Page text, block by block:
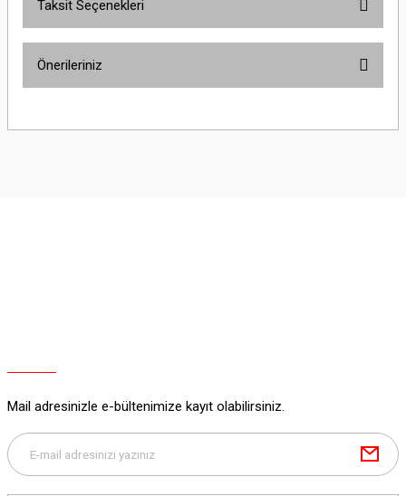
Taksit Seçenekleri
Önerileriniz
yetersiz gördüğünüz noktaları öneri formunu kullanarak tarafımıza
Mail adresinizle e-bültenimize kayıt olabilirsiniz.